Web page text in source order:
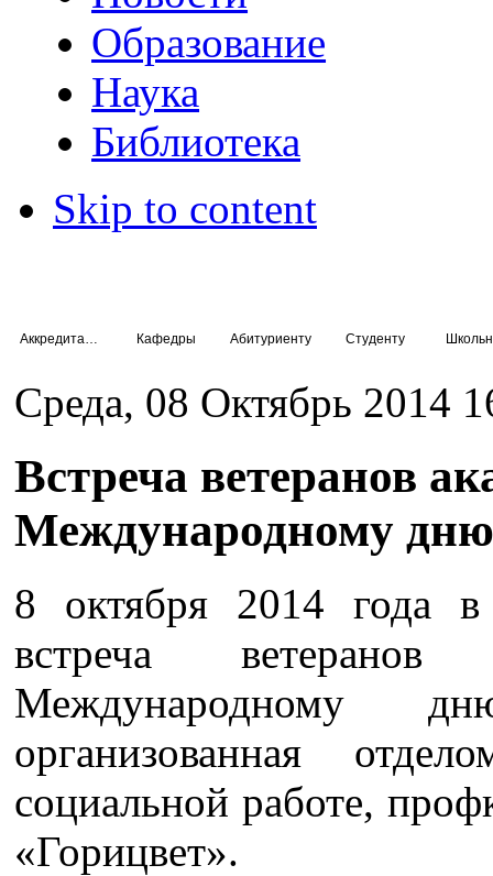
Образование
Наука
Библиотека
Skip to content
Кафедры Абитуриенту Студенту
Среда, 08 Октябрь 2014
Встреча ветеранов
Международному
8 октября 2014 года
встреча ветеранов
Международному
организованная
социальной работе,
«Горицвет».